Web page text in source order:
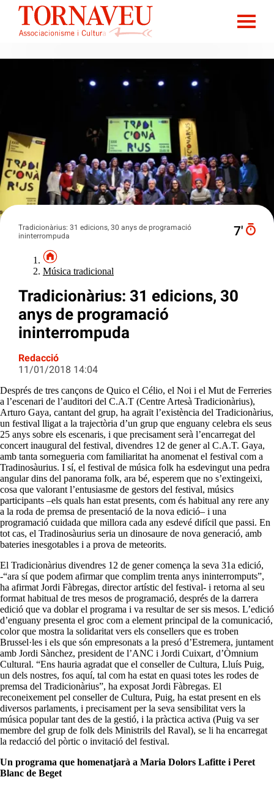
Tradicionàrius: 31 edicions, 30 anys de programació
ininterrompuda
7′
Música tradicional
Tradicionàrius: 31 edicions, 30
anys de programació
ininterrompuda
Redacció
11/01/2018 14:04
Després de tres cançons de Quico el Célio, el Noi i el Mut de Ferreries
a l’escenari de l’auditori del C.A.T (Centre Artesà Tradicionàrius),
Arturo Gaya, cantant del grup, ha agraït l’existència del Tradicionàrius,
un festival lligat a la trajectòria d’un grup que enguany celebra els seus
25 anys sobre els escenaris, i que precisament serà l’encarregat del
concert inaugural del festival, divendres 12 de gener al C.A.T. Gaya,
amb tanta sornegueria com familiaritat ha anomenat el festival com a
Tradinosàurius. I sí, el festival de música folk ha esdevingut una pedra
angular dins del panorama folk, ara bé, esperem que no s’extingeixi,
cosa que valorant l’entusiasme de gestors del festival, músics
participants –els quals han estat presents, com és habitual any rere any
a la roda de premsa de presentació de la nova edició– i una
programació cuidada que millora cada any esdevé difícil que passi. En
tot cas, el Tradinosàurius seria un dinosaure de nova generació, amb
bateries inesgotables i a prova de meteorits.
El Tradicionàrius divendres 12 de gener comença la seva 31a edició,
-“ara sí que podem afirmar que complim trenta anys ininterromputs”,
ha afirmat Jordi Fàbregas, director artístic del festival- i retorna al seu
format habitual de tres mesos de programació, després de la darrera
edició que va doblar el programa i va resultar de ser sis mesos. L’edició
d’enguany presenta el groc com a element principal de la comunicació,
color que mostra la solidaritat vers els consellers que es troben
Brussel·les i els que són empresonats a la presó d’Estremera, juntament
amb Jordi Sànchez, president de l’ANC i Jordi Cuixart, d’Òmnium
Cultural. “Ens hauria agradat que el conseller de Cultura, Lluís Puig,
un dels nostres, fos aquí, tal com ha estat en quasi totes les rodes de
premsa del Tradicionàrius”, ha exposat Jordi Fàbregas. El
reconeixement pel conseller de Cultura, Puig, ha estat present en els
diversos parlaments, i precisament per la seva sensibilitat vers la
música popular tant des de la gestió, i la pràctica activa (Puig va ser
membre del grup de folk dels Ministrils del Raval), se li ha encarregat
la redacció del pòrtic o invitació del festival.
Un programa que homenatjarà a Maria Dolors Lafitte i Peret
Blanc de Beget